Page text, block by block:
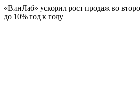
«ВинЛаб» ускорил рост продаж во
до 10% год к году